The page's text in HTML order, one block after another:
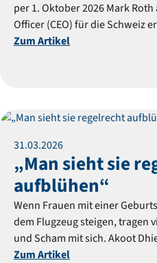
per 1. Oktober 2026 Mark
Officer (CEO) für die Schweiz
tritt nach sieben Jahren an der
Zum Artikel
31.03.2026
„Man sieht sie
aufblühen“
Wenn Frauen mit einer
dem Flugzeug steigen, tragen
und Scham mit sich. Akoot
Buchungsbüro, wie dieselben
Zum Artikel